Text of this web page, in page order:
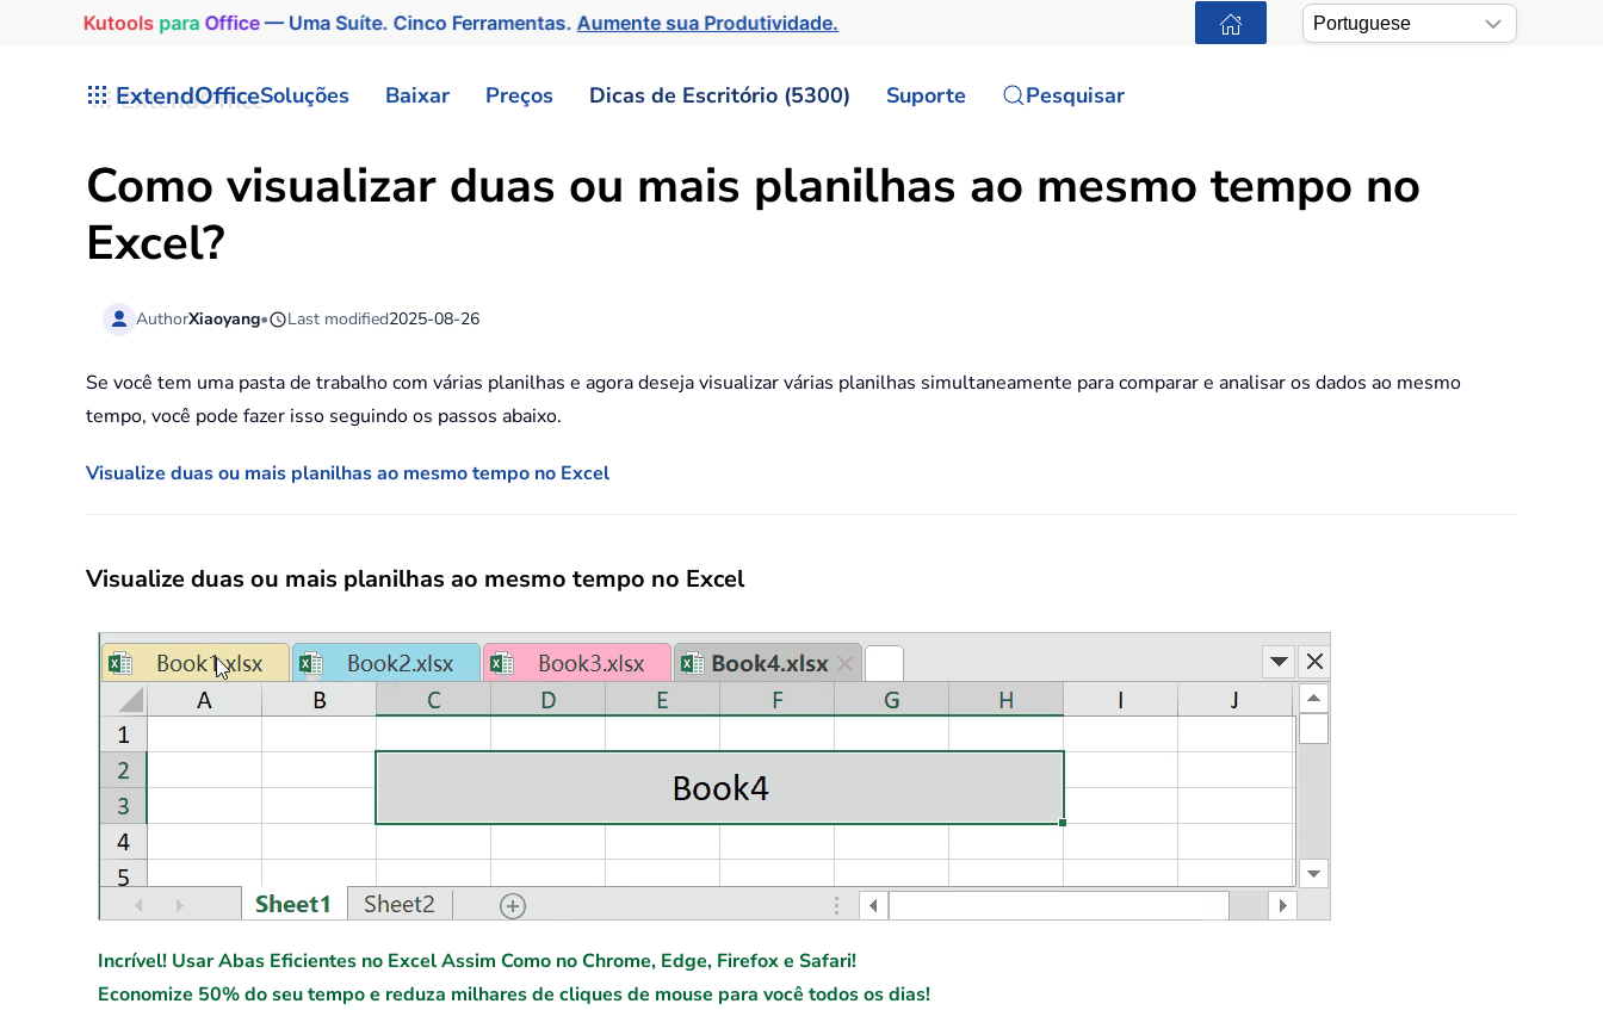
Kutoolspara Office— Uma Suíte. Cinco Ferramentas.Aumente sua Produtividade.
ExtendOfficeSoluções Baixar Preços Dicas de Escritório (5300) Suporte Pesquisar
Como visualizar duas ou mais planilhas ao mesmo tempo no
Excel?
AuthorXiaoyang• Last modified2025-08-26
Se você tem uma pasta de trabalho com várias planilhas e agora deseja visualizar várias planilhas simultaneamente para comparar e analisar os dados ao mesmo
tempo, você pode fazer isso seguindo os passos abaixo.
Visualize duas ou mais planilhas ao mesmo tempo no Excel
Visualize duas ou mais planilhas ao mesmo tempo no Excel
Incrível! Usar Abas Eficientes no Excel Assim Como no Chrome, Edge, Firefox e Safari!
Economize 50% do seu tempo e reduza milhares de cliques de mouse para você todos os dias!